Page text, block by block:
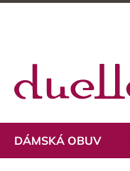
Přejít
DÁMSKÁ OBUV